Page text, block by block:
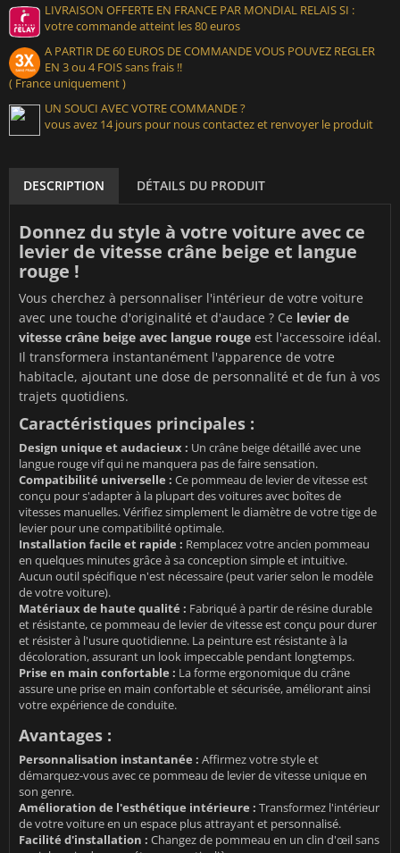
LIVRAISON OFFERTE EN FRANCE PAR MONDIAL RELAIS SI :
votre commande atteint les 80 euros
A PARTIR DE 60 EUROS DE COMMANDE VOUS POUVEZ REGLER
EN 3 ou 4 FOIS sans frais !!
( France uniquement )
UN SOUCI AVEC VOTRE COMMANDE ?
vous avez 14 jours pour nous contactez et renvoyer le produit
DESCRIPTION DÉTAILS DU PRODUIT
Donnez du style à votre voiture avec ce
levier de vitesse crâne beige et langue
rouge !
Vous cherchez à personnaliser l'intérieur de votre voiture
avec une touche d'originalité et d'audace ? Ce levier de
vitesse crâne beige avec langue rouge est l'accessoire idéal.
Il transformera instantanément l'apparence de votre
habitacle, ajoutant une dose de personnalité et de fun à vos
trajets quotidiens.
Caractéristiques principales :
Design unique et audacieux : Un crâne beige détaillé avec une
langue rouge vif qui ne manquera pas de faire sensation.
Compatibilité universelle : Ce pommeau de levier de vitesse est
conçu pour s'adapter à la plupart des voitures avec boîtes de
vitesses manuelles. Vérifiez simplement le diamètre de votre tige de
levier pour une compatibilité optimale.
Installation facile et rapide : Remplacez votre ancien pommeau
en quelques minutes grâce à sa conception simple et intuitive.
Aucun outil spécifique n'est nécessaire (peut varier selon le modèle
de votre voiture).
Matériaux de haute qualité : Fabriqué à partir de résine durable
et résistante, ce pommeau de levier de vitesse est conçu pour durer
et résister à l'usure quotidienne. La peinture est résistante à la
décoloration, assurant un look impeccable pendant longtemps.
Prise en main confortable : La forme ergonomique du crâne
assure une prise en main confortable et sécurisée, améliorant ainsi
votre expérience de conduite.
Avantages :
Personnalisation instantanée : Affirmez votre style et
démarquez-vous avec ce pommeau de levier de vitesse unique en
son genre.
Amélioration de l'esthétique intérieure : Transformez l'intérieur
de votre voiture en un espace plus attrayant et personnalisé.
Facilité d'installation : Changez de pommeau en un clin d'œil sans